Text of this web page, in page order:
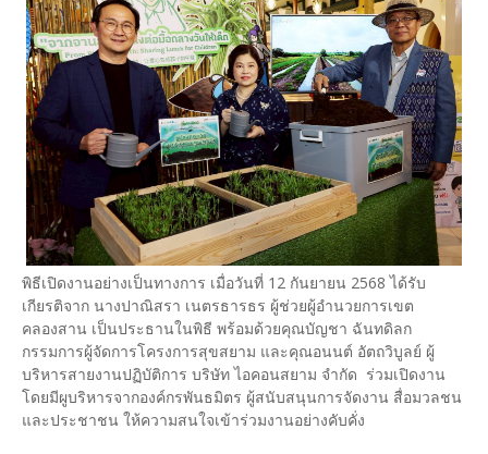
พิธีเปิดงานอย่างเป็นทางการ เมื่อวันที่ 12 กันยายน 2568 ได้รับ
เกียรติจาก นางปาณิสรา เนตรธารธร ผู้ช่วยผู้อำนวยการเขต
คลองสาน เป็นประธานในพิธี พร้อมด้วยคุณบัญชา ฉันทดิลก
กรรมการผู้จัดการโครงการสุขสยาม และคุณอนนต์ อัตถวิบูลย์ ผู้
บริหารสายงานปฏิบัติการ บริษัท ไอคอนสยาม จำกัด ร่วมเปิดงาน
โดยมีผูบริหารจากองค์กรพันธมิตร ผู้สนับสนุนการจัดงาน สื่อมวลชน
และประชาชน ให้ความสนใจเข้าร่วมงานอย่างคับคั่ง